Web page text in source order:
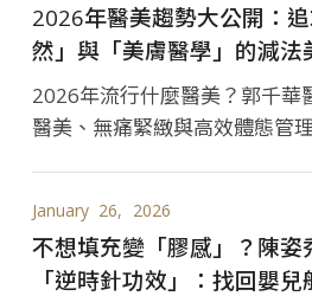
如何避開「饅化臉」誤區，透
造像全智賢般看不出痕跡的高階
2026年醫美趨勢大公開：
然」與「美膚醫學」的減法
2026年流行什麼醫美？郭千華
醫美、無痛緊緻與高效體態管
January 26 2026
不想填充變「膠感」？陳姿
「逆時針功效」：找回嬰